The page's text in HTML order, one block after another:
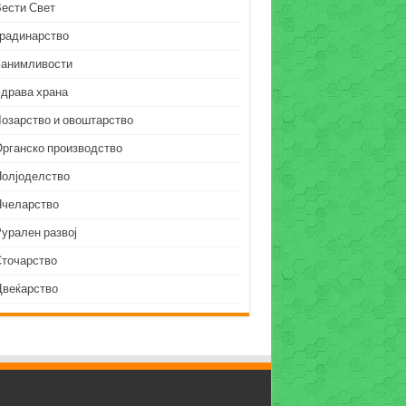
Свет
храна
и овоштарство
производство
развој